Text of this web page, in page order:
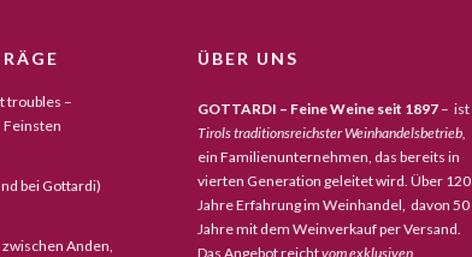
troubles –
Feinsten
bei Gottardi)
Anden,
ÜBER UNS
GOTTARDI – Feine Weine seit 1897– ist
Tirols traditionsreichster Weinhandelsbetrieb,
ein Familienunternehmen, das bereits in
vierten Generation geleitet wird. Über 120
Jahre Erfahrung im Weinhandel, davon 50
Jahre mit dem Weinverkauf per Versand.
Das Angebot reichtvom exklusiven